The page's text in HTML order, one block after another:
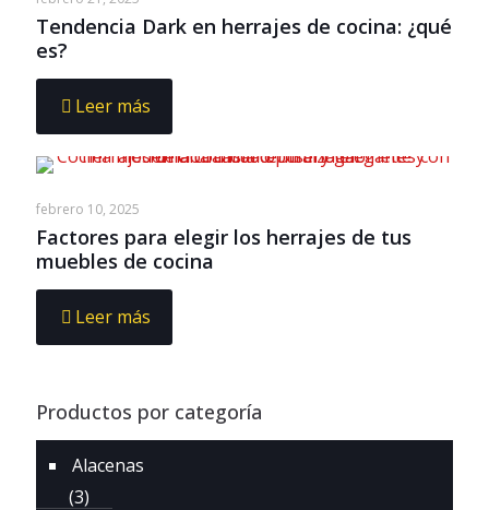
Tendencia Dark en herrajes de cocina: ¿qué
es?
Leer más
febrero 10, 2025
Factores para elegir los herrajes de tus
muebles de cocina
Leer más
Productos por categoría
Alacenas
(3)